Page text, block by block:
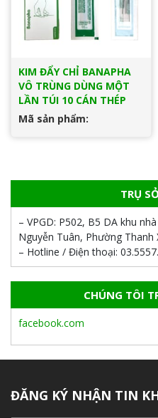
KIM ĐẨY CHỈ BANAPHA
VÔ TRÙNG DÙNG MỘT
LẦN TÚI 10 CÁN THÉP
Mã sản phẩm:
TRỤ
– VPGD: P502, B5 DA khu
Nguyễn Tuân, Phường Thanh
– Hotline / Điện thoại:
CHÚNG TÔI
facebook.com
ĐĂNG KÝ NHẬN TIN